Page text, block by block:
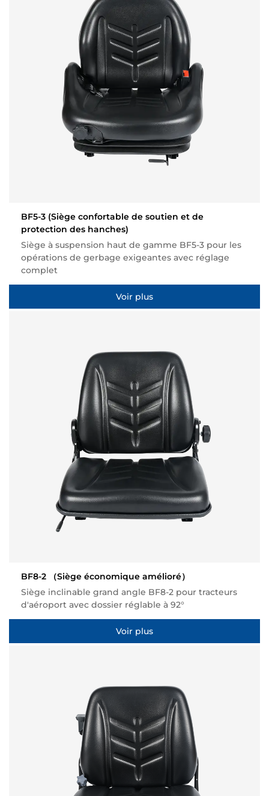
BF5-3 (Siège confortable de soutien et de
protection des hanches)
Siège à suspension haut de gamme BF5-3 pour les
opérations de gerbage exigeantes avec réglage
complet
Voir plus
BF8-2
（Siège économique amélioré）
Siège inclinable grand angle BF8-2 pour tracteurs
d'aéroport avec dossier réglable à 92°
Voir plus